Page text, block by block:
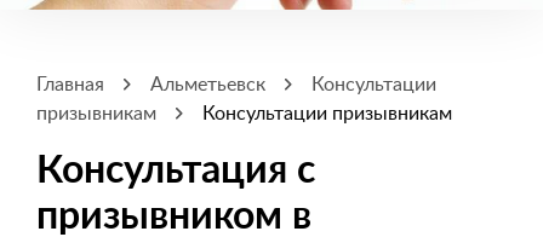
Главная Альметьевск
Консультации
призывникам
Консультации призывникам
Консультация с
призывником в